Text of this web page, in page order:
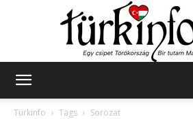
Türkinfo
Tags Sorozat